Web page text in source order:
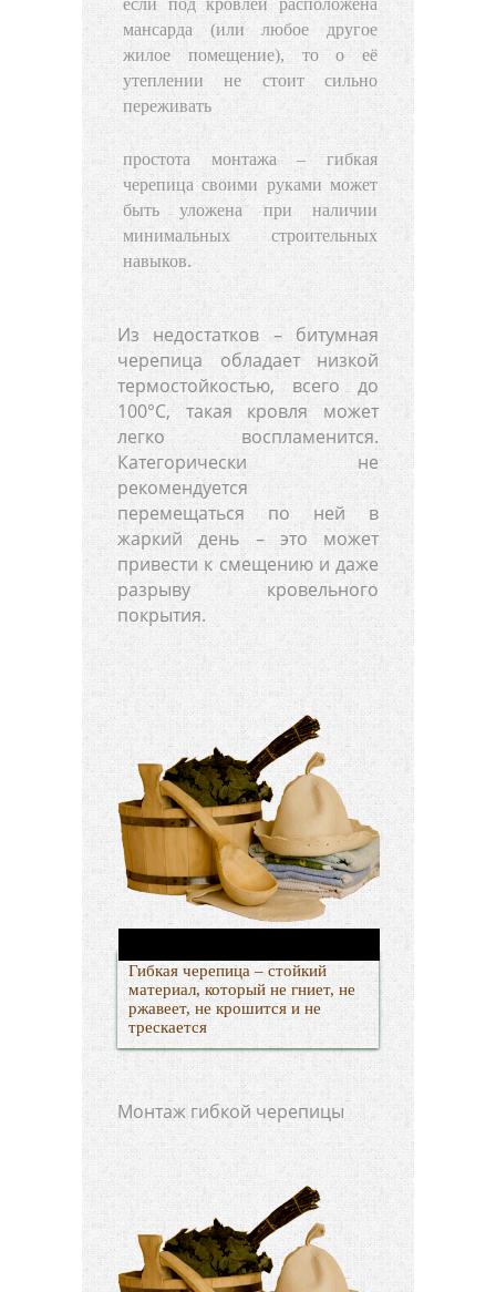
мансарда (или любое другое
жилое помещение), то о её
утеплении не стоит сильно
переживать
простота монтажа – гибкая
черепица своими руками может
быть уложена при наличии
минимальных строительных
навыков.
Из недостатков – битумная
черепица обладает низкой
термостойкостью, всего до
100°С, такая кровля может
легко воспламенится.
Категорически не
рекомендуется
перемещаться по ней в
жаркий день – это может
привести к смещению и даже
разрыву кровельного
покрытия.
Гибкая черепица – стойкий
материал, который не гниет, не
ржавеет, не крошится и не
трескается
Монтаж гибкой черепицы